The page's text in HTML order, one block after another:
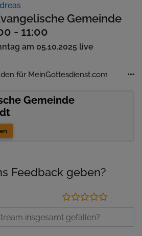
Gemeinde
- 11:00
am 05.10.2025 live
für MeinGottesdienst.com
Gemeinde
Feedback geben?